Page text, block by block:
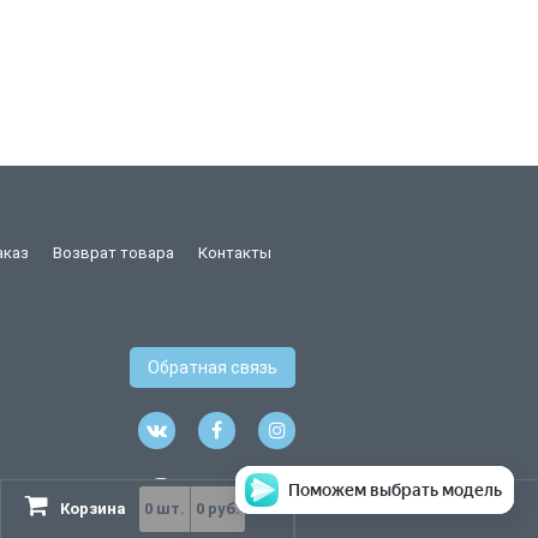
Возврат товара Контакты
Обратная связь
Корзина 0 шт. 0 руб.
Поможем выбрать модель